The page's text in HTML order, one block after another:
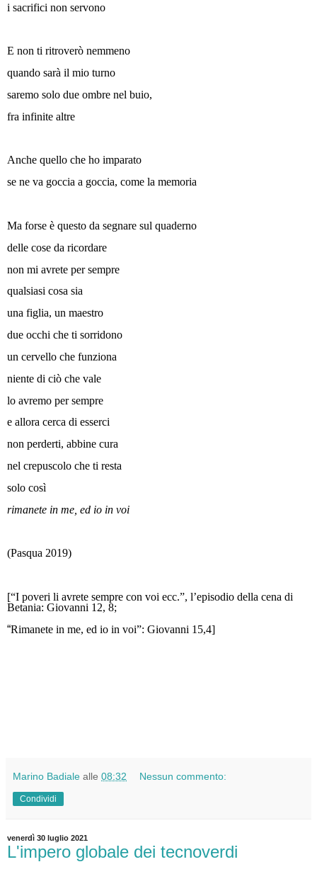
i sacrifici non servono
E non ti ritroverò nemmeno
quando sarà il mio turno
saremo solo due ombre nel buio,
fra infinite altre
Anche quello che ho imparato
se ne va goccia a goccia, come la memoria
Ma forse è questo da segnare sul quaderno
delle cose da ricordare
non mi avrete per sempre
qualsiasi cosa sia
una figlia, un maestro
due occhi che ti sorridono
un cervello che funziona
niente di ciò che vale
lo avremo per sempre
e allora cerca di esserci
non perderti, abbine cura
nel crepuscolo che ti resta
solo così
rimanete in me, ed io in voi
(Pasqua 2019)
[“I poveri li avrete sempre con voi ecc.”, l’episodio della cena di
Betania: Giovanni 12, 8;
“Rimanete in me, ed io in voi”: Giovanni 15,4]
Marino Badiale alle 08:32 Nessun commento:
Condividi
venerdì 30 luglio 2021
L'impero globale dei tecnoverdi